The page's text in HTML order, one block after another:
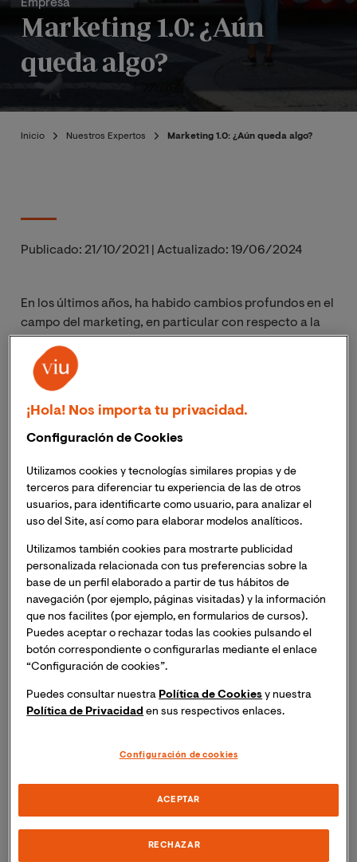
Empresa
Marketing 1.0: ¿Aún
queda algo?
Inicio Nuestros Expertos Marketing 1.0: ¿Aún queda algo?
Publicado: 21/10/2021 Actualizado: 19/06/2024
En los últimos años, ha habido cambios profundos en el
campo del marketing, en particular con respecto a la
tendencias en el marketing evolucionan, dejando
atrás el modelo de marketing 1.0, para avanzar hacia
consolidar.
replanteamiento de los conceptos y herramientas de
marketing tradicionales. El mayor cambio está
relacionado con el paso de un
¿Por qué el marketing 1.0 se
volvió obsoleto?
El consumidor ha cambiado su
comportamiento,ahora es más exigente y volátil. El
marketing debe adaptarse y enfrentar
realidad, causada por los nuevos hábitos digitales y
el acceso a la información, si se busca que las marcas
En el marketing 1.0 es difícil mantener la relevancias
radica en:
¡Hola! Nos importa tu privacidad.
Configuración de Cookies
Utilizamos cookies y tecnologías similares propias y de
terceros para diferenciar tu experiencia de las de otros
usuarios, para identificarte como usuario, para analizar el
uso del Site, así como para elaborar modelos analíticos.
Utilizamos también cookies para mostrarte publicidad
personalizada relacionada con tus preferencias sobre la
base de un perfil elaborado a partir de tus hábitos de
navegación (por ejemplo, páginas visitadas) y la información
que nos facilites (por ejemplo, en formularios de cursos).
Puedes aceptar o rechazar todas las cookies pulsando el
botón correspondiente o configurarlas mediante el enlace
“Configuración de cookies”.
Puedes consultar nuestra Política de Cookies y nuestra
Política de Privacidad en sus respectivos enlaces.
Configuración de cookies
RECHAZAR
ACEPTAR